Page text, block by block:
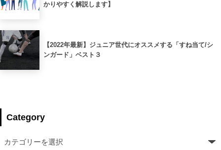
かりやすく解説します】
【2022年最新】ジュニア世代にオススメする「すね当て/シ
ンガード」ベスト３
Category